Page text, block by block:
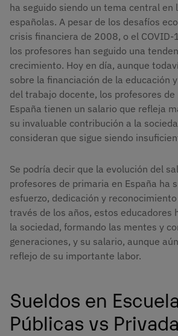
ha seguido siendo un tema central en
españolas. A pesar de los desafíos
crisis financiera de 2008, o el COVID-
los profesores han seguido una
crecimiento. Hoy en día, aunque
sobre la financiación de la educación
del trabajo docente, los profesores
España tienen un salario que refleja
su invaluable contribución a la
consideran que sigue siendo
Se podría decir que la evolución del
profesores de primaria en España ha
esfuerzo, dedicación y
través de los años, estos educadores
la sociedad, formando las mentes y
generaciones, y su salario, aunque
reflejo de su importante labor.
Sueldos en
Públicas vs